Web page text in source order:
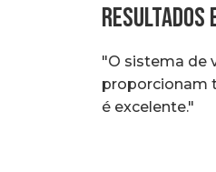
Resultados
"O sistema de
proporcionam
é excelente."